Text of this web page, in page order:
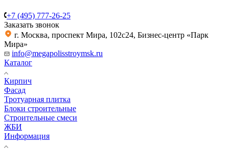
+7 (495) 777-26-25
Заказать звонок
г. Москва, проспект Мира, 102с24, Бизнес-центр «Парк
Мира»
info@megapolisstroymsk.ru
Каталог
Кирпич
Фасад
Тротуарная плитка
Блоки строительные
Строительные смеси
ЖБИ
Информация